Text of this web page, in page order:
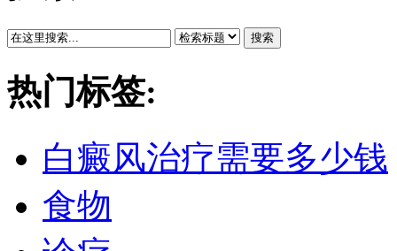
搜索
热门标签:
白癜风治疗需要多少钱
食物